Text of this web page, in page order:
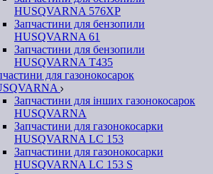
HUSQVARNA 576XP
Запчастини для бензопили
HUSQVARNA 61
Запчастини для бензопили
HUSQVARNA T435
для газонокосарок
Запчастини для інших газонокосарок
HUSQVARNA
Запчастини для газонокосарки
HUSQVARNA LC 153
Запчастини для газонокосарки
HUSQVARNA LC 153 S